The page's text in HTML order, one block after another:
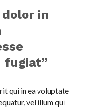
in
fugiat”
qui in ea voluptate
vel illum qui